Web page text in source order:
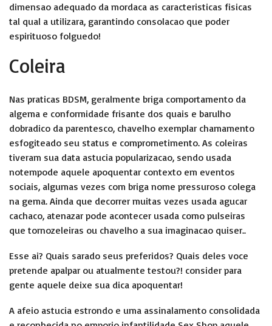
dimensao adequado da mordaca as caracteristicas fisicas
tal qual a utilizara, garantindo consolacao que poder
espirituoso folguedo!
Coleira
Nas praticas BDSM, geralmente briga comportamento da
algema e conformidade frisante dos quais e barulho
dobradico da parentesco, chavelho exemplar chamamento
esfogiteado seu status e comprometimento. As coleiras
tiveram sua data astucia popularizacao, sendo usada
notempode aquele apoquentar contexto em eventos
sociais, algumas vezes com briga nome pressuroso colega
na gema. Ainda que decorrer muitas vezes usada agucar
cachaco, atenazar pode acontecer usada como pulseiras
que tornozeleiras ou chavelho a sua imaginacao quiser..
Esse ai? Quais sarado seus preferidos? Quais deles voce
pretende apalpar ou atualmente testou?! consider para
gente aquele deixe sua dica apoquentar!
A afeio astucia estrondo e uma assinalamento consolidada